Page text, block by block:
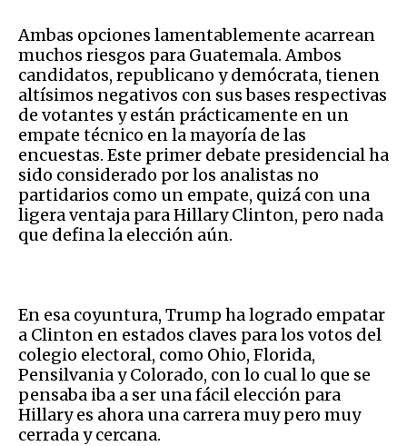
Ambas opciones lamentablemente acarrean
muchos riesgos para Guatemala. Ambos
candidatos, republicano y demócrata, tienen
altísimos negativos con sus bases respectivas
de votantes y están prácticamente en un
empate técnico en la mayoría de las
encuestas. Este primer debate presidencial ha
sido considerado por los analistas no
partidarios como un empate, quizá con una
ligera ventaja para Hillary Clinton, pero nada
que defina la elección aún.
En esa coyuntura, Trump ha logrado empatar
a Clinton en estados claves para los votos del
colegio electoral, como Ohio, Florida,
Pensilvania y Colorado, con lo cual lo que se
pensaba iba a ser una fácil elección para
Hillary es ahora una carrera muy pero muy
cerrada y cercana.